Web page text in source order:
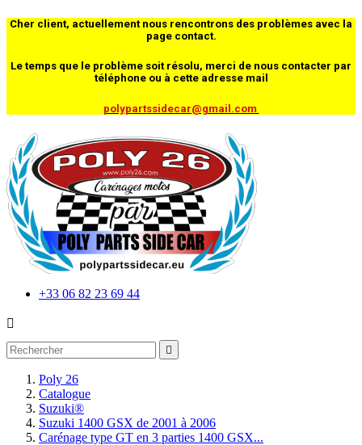
Cher client, actuellement nous rencontrons des problèmes avec la
page contact.
Le temps que le problème soit résolu, merci de nous contacter par
téléphone ou à cette adresse mail
polypartssidecar@gmail.com
+33 06 82 23 69 44


Poly 26
Catalogue
Suzuki®
Suzuki 1400 GSX de 2001 à 2006
Carénage type GT en 3 parties 1400 GSX...